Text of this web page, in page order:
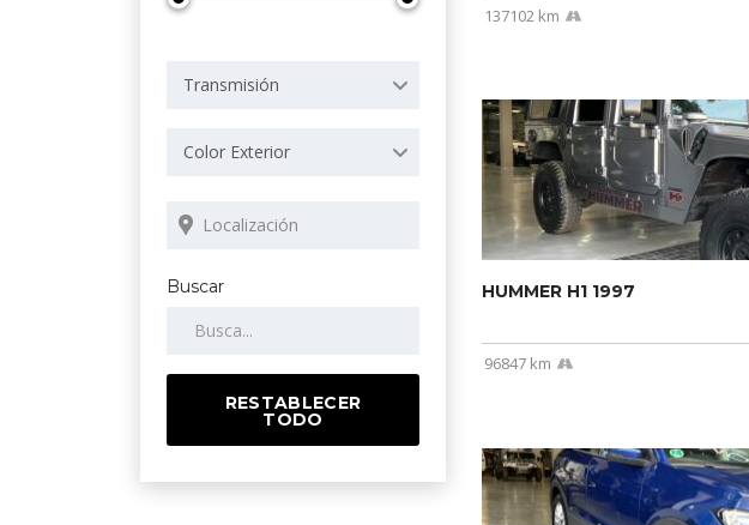
Transmisión
Color Exterior
Buscar
RESTABLECER
TODO
137102 km
HUMMER H1 1997
96847 km